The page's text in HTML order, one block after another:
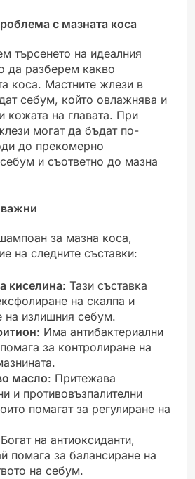
с мазната коса
търсенето на идеалния
да разберем какво
коса. Мастните жлези в
себум, който овлажнява и
кожата на главата. При
могат да бъдат по-
до прекомерно
и съответно до мазна
важни
за мазна коса,
на следните съставки:
киселина: Тази съставка
на скалпа и
на излишния себум.
: Има антибактериални
за контролиране на
масло: Притежава
и противовъзпалителни
помагат за регулиране на
на антиоксиданти,
помага за балансиране на
на себум.